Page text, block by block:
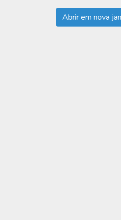
Abrir em nova